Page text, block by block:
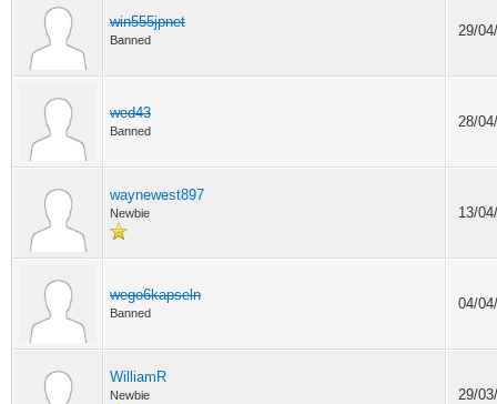
win555jpnet
Banned
29/
wed43
Banned
28/
waynewest897
Newbie 13/
wego6kapseln
Banned
04/
WilliamR
Newbie 29/